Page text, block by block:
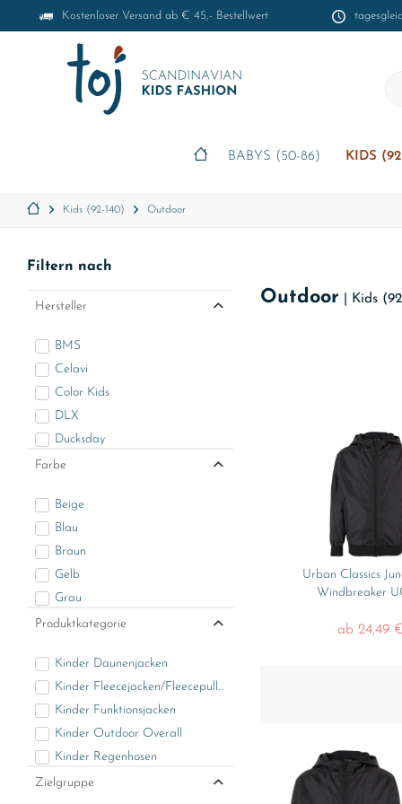
Kostenloser Versand ab € 45,- Bestellwert
BABYS (50-86) KIDS
Kids (92-140) Outdoor
Filtern nach
Hersteller
BMS
Celavi
Color Kids
DLX
Ducksday
En Fant
Hummel
Minymo
Playshoes
Trespass
Urban Classics
Farbe
Beige
Blau
Braun
Gelb
Grau
Grün
Lila
Multicolor
Orange
Pink
Rosa
Rot
Produktkategorie
Kinder Daunenjacken
Kinder Fleecejacken/Fleecepullover
Kinder Funktionsjacken
Kinder Outdoor Overall
Kinder Regenhosen
Kinder Regenhut
Zielgruppe
Outdoor Kids
Urban Classics
Windbreaker
ab 24,49